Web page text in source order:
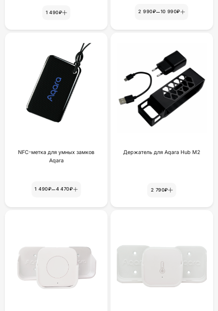
1 490₽ 2 990₽–10 990₽
NFC-метка для умных замков
Aqara
1 490₽–4 470₽
Держатель для Aqara Hub M2
2 790₽